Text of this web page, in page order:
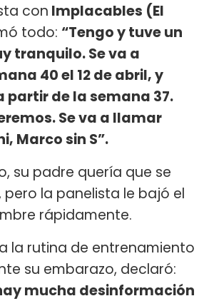
con Implacables (El
todo: “Tengo y tuve un
tranquilo. Se va a
40 el 12 de abril, y
partir de la semana 37.
Se va a llamar
Marco sin S”.
su padre quería que se
pero la panelista le bajó el
rápidamente.
la rutina de entrenamiento
su embarazo, declaró:
mucha desinformación